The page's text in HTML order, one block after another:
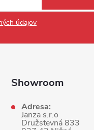
údajov
Showroom
Adresa:
Janza s.r.o
Družstevná 833